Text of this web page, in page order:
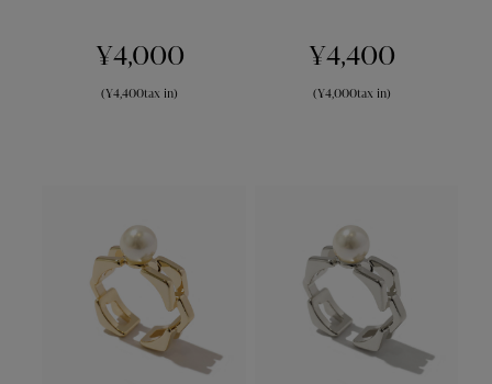
¥4,000
(¥4,400tax in)
¥4,400
(¥4,000tax in)